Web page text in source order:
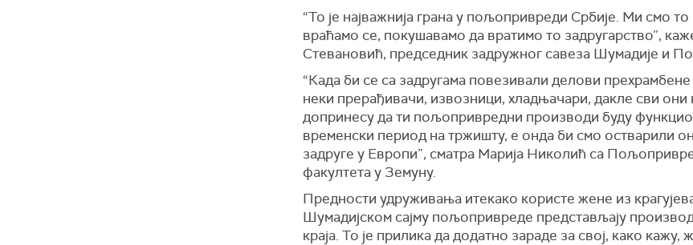
“То је најважнија грана у пољопривреди Србије. Ми смо то
враћамо се, покушавамо да вратимо то задругарство”,
Стевановић, председник задружног савеза Шумадије и
“Када би се са задругама повезивали делови прехрамбене
неки прерађивачи, извозници, хладњачари, дакле сви они
допринесу да ти пољопривредни производи буду
временски период на тржишту, е онда би смо остварили
задруге у Европи”, сматра Марија Николић са
факултета у Земуну.
Предности удруживања итекако користе жене из
Шумадијском сајму пољопривреде представљају
краја. То је прилика да додатно зараде за свој, како кажу,